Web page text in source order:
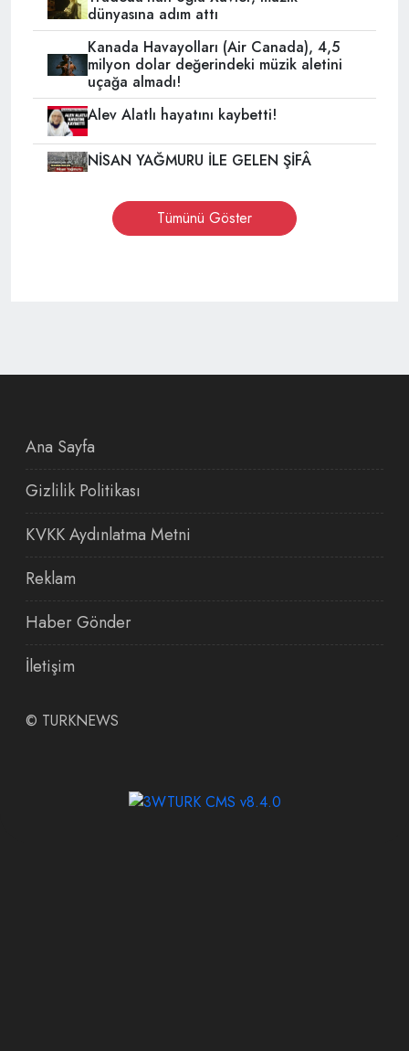
dünyasına adım attı
Kanada Havayolları (Air Canada), 4,5
milyon dolar değerindeki müzik aletini
uçağa almadı!
Alev Alatlı hayatını kaybetti!
NİSAN YAĞMURU İLE GELEN ŞİFÂ
Tümünü Göster
Ana Sayfa
Gizlilik Politikası
KVKK Aydınlatma Metni
Reklam
Haber Gönder
İletişim
© TURKNEWS